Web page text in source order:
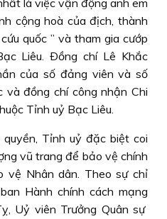
là việc vận động anh em
cộng hoà của địch, thành
quốc ” và tham gia cướp
Liêu. Ðồng chí Lê Khắc
của số đảng viên và số
và đồng chí công nhận Chi
Tỉnh uỷ Bạc Liêu.
Tỉnh uỷ đặc biệt coi
vũ trang để bảo vệ chính
vệ Nhân dân. Theo sự chỉ
Hành chính cách mạng
Uỷ viên Trưởng Quân sự